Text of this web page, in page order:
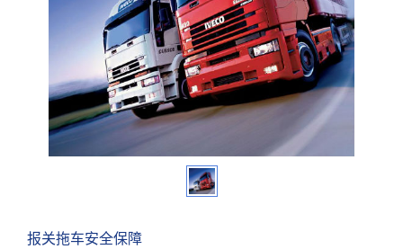
报关拖车安全保障